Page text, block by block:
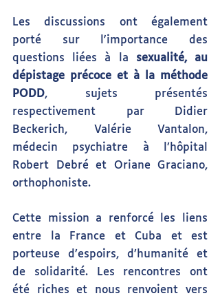
Les discussions ont également
porté sur l'importance des
questions liées à la sexualité, au
dépistage précoce et à la méthode
PODD, sujets présentés
respectivement par Didier
Beckerich, Valérie Vantalon,
médecin psychiatre à l’hôpital
Robert Debré et Oriane Graciano,
orthophoniste.
Cette mission a renforcé les liens
entre la France et Cuba et est
porteuse d’espoirs, d’humanité et
de solidarité. Les rencontres ont
été riches et nous renvoient vers